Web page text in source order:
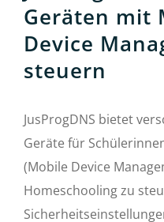
Geräten mit
Device
steuern
JusProgDNS bietet
Geräte für
(Mobile Device
Homeschooling zu